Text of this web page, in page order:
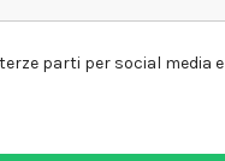
parti per social media e